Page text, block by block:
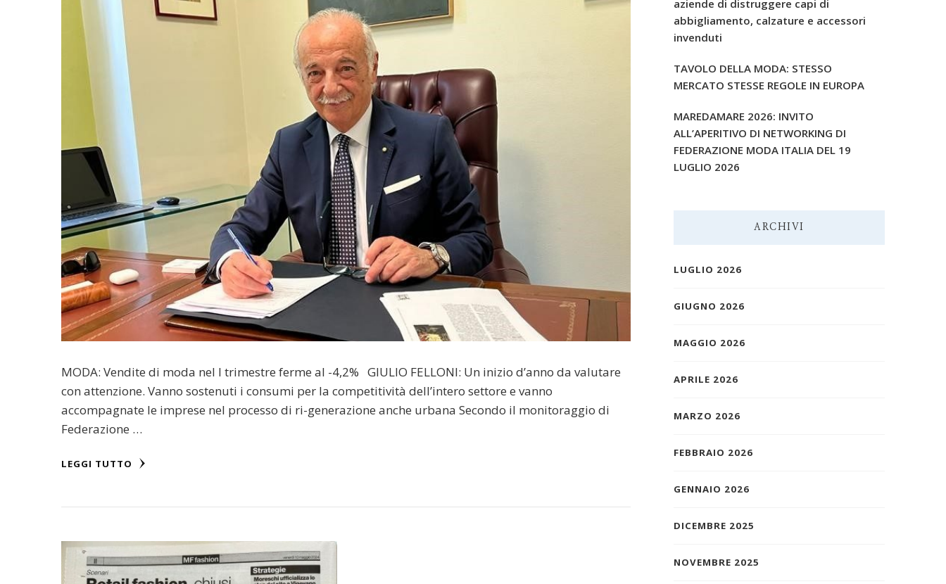
MODA: Vendite di moda nel I trimestre ferme al -4,2% GIULIO FELLONI: Un inizio d’anno da valutare
con attenzione. Vanno sostenuti i consumi per la competitività dell’intero settore e vanno
accompagnate le imprese nel processo di ri-generazione anche urbana Secondo il monitoraggio di
Federazione …
LEGGI TUTTO
aziende di distruggere capi di
abbigliamento, calzature e accessori
invenduti
TAVOLO DELLA MODA: STESSO
MERCATO STESSE REGOLE IN EUROPA
MAREDAMARE 2026: INVITO
ALL’APERITIVO DI NETWORKING DI
FEDERAZIONE MODA ITALIA DEL 19
LUGLIO 2026
ARCHIVI
LUGLIO 2026
GIUGNO 2026
MAGGIO 2026
APRILE 2026
MARZO 2026
FEBBRAIO 2026
GENNAIO 2026
DICEMBRE 2025
NOVEMBRE 2025